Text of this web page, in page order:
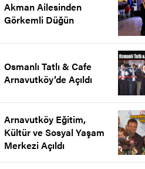
Akman Ailesinden
Görkemli Düğün
Osmanlı Tatlı & Cafe
Arnavutköy’de Açıldı
Arnavutköy Eğitim,
Kültür ve Sosyal Yaşam
Merkezi Açıldı